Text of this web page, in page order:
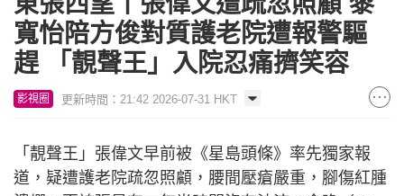
寬怡陪方俊對質護老院遭報警驅
趕 「靚聲王」入院忍痛擠笑容
影視圈 更新時間：21:42 2026-07-31 HKT
「靚聲王」張偉文早前被《星島頭條》率先獨家報
道，疑遭護老院疏忽照顧，腰間壓瘡嚴重，腳傷紅腫